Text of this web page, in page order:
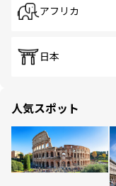
アフリカ
日本
人気スポット